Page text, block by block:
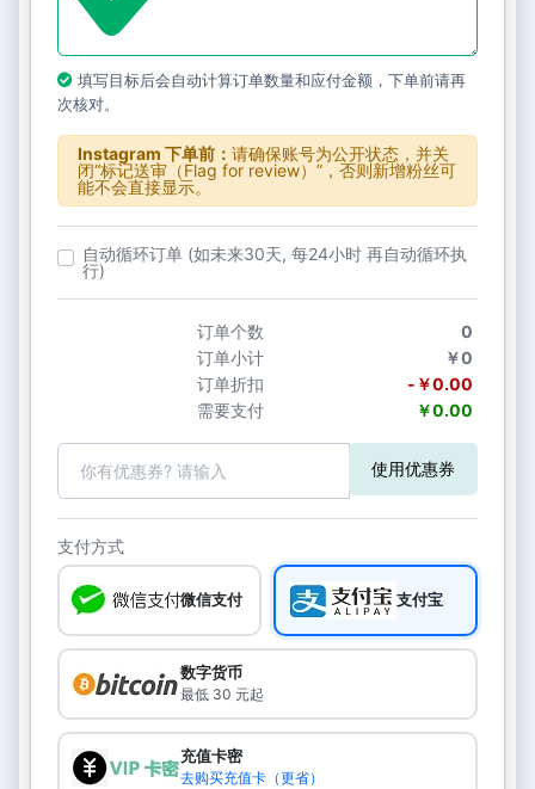
填写目标后会自动计算订单数量和应付金额，下单前请再
次核对。
Instagram 下单前： 请确保账号为公开状态，并关
闭“标记送审（Flag for review）”，否则新增粉丝可
能不会直接显示。
自动循环订单 (如未来30天, 每24小时 再自动循环执
行)
订单个数
0
订单小计
￥0
订单折扣
-￥0.00
需要支付
￥0.00
使用优惠券
支付方式
微信支付 支付宝
数字货币
最低 30 元起
充值卡密
去购买充值卡（更省）